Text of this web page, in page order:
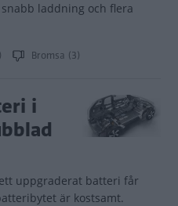
laddning och flera
Bromsa (3)
i
uppgraderat batteri får
är kostsamt.